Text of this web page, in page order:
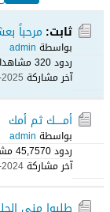
ثابت: مرحباً
بواسطة admin
ردود 0 32 مشاهدات
آخر مشاركة PM
أمـــــك ثم أمك
بواسطة admin
ردود 0 45,757 مشاهدات
آخر مشاركةAM